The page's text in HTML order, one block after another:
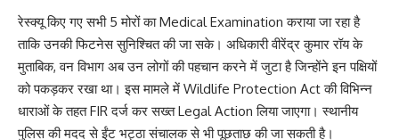
रेस्क्यू किए गए सभी 5 मोरों का Medical Examination कराया जा रहा है
ताकि उनकी फिटनेस सुनिश्चित की जा सके। अधिकारी वीरेंद्र कुमार रॉय के
मुताबिक, वन विभाग अब उन लोगों की पहचान करने में जुटा है जिन्होंने इन पक्षियों
को पकड़कर रखा था। इस मामले में Wildlife Protection Act की विभिन्न
धाराओं के तहत FIR दर्ज कर सख्त Legal Action लिया जाएगा। स्थानीय
पुलिस की मदद से ईंट भट्ठा संचालक से भी पूछताछ की जा सकती है।